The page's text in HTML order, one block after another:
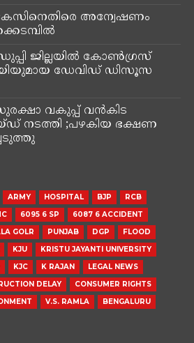
അന്വേഷണം
ജില്ലയില്‍ കോണ്‍ഗ്രസ്
ഡേവിഡ് ഡിസൂസ
വകുപ്പ് വൻകിട
നടത്തി ;പഴകിയ ഭക്ഷണ
ARMY HOSPITAL BJP
RCB
6095 6 SP
6087 6 ACCIDENT
GOLR PUNJAB DGP
FLOOD
KJU
KRISTU JAYANTI UNIVERSITY
KJC K RAJAN
LEGAL NEWS
DELAY
CONSUMER RIGHTS
V.S. RAMLA BENGALURU